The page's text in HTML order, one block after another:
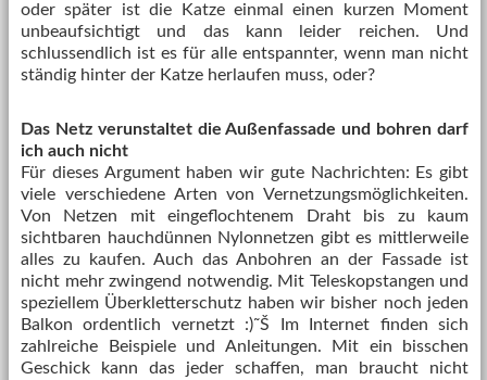
oder später ist die Katze einmal einen kurzen Moment
unbeaufsichtigt und das kann leider reichen. Und
schlussendlich ist es für alle entspannter, wenn man nicht
ständig hinter der Katze herlaufen muss, oder?
Das Netz verunstaltet die Außenfassade und bohren darf
ich auch nicht
Für dieses Argument haben wir gute Nachrichten: Es gibt
viele verschiedene Arten von Vernetzungsmöglichkeiten.
Von Netzen mit eingeflochtenem Draht bis zu kaum
sichtbaren hauchdünnen Nylonnetzen gibt es mittlerweile
alles zu kaufen. Auch das Anbohren an der Fassade ist
nicht mehr zwingend notwendig. Mit Teleskopstangen und
speziellem Überkletterschutz haben wir bisher noch jeden
Balkon ordentlich vernetzt :)˜Š Im Internet finden sich
zahlreiche Beispiele und Anleitungen. Mit ein bisschen
Geschick kann das jeder schaffen, man braucht nicht